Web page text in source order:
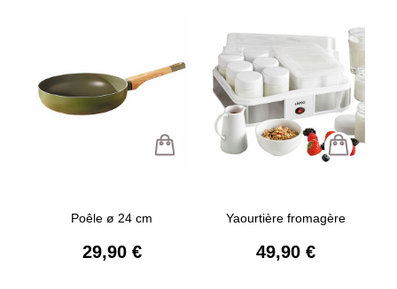
Poêle ø 24 cm
29,90 €
Yaourtière fromagère
49,90 €